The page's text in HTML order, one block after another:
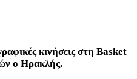
κινήσεις στη Basket
ο Ηρακλής.